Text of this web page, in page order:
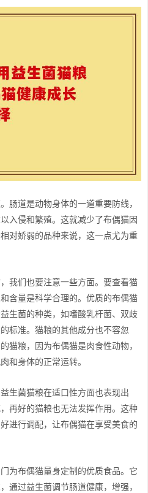
肠道是动物身体的一道重要防线，
入侵和繁殖。这就减少了布偶猫因
对娇弱的品种来说，这一点尤为重
我们也要注意一些方面。要查看猫
含量是科学合理的。优质的布偶猫
生菌的种类，如嗜酸乳杆菌、双歧
标准。猫粮的其他成分也不容忽
猫粮，因为布偶猫是肉食性动物，
和身体的正常运转。
生菌猫粮在适口性方面也表现出
再好的猫粮也无法发挥作用。这种
进行调配，让布偶猫在享受美食的
为布偶猫量身定制的优质食品。它
通过益生菌调节肠道健康，增强，